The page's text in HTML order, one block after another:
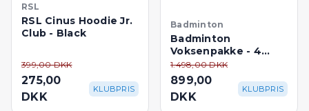
RSL
RSL Cinus Hoodie Jr.
Club - Black
399,00 DKK
275,00
DKK
KLUBPRIS
Badminton
Badminton
Voksenpakke - 4
Personer
1.498,00 DKK
899,00
DKK
KLUBPRIS